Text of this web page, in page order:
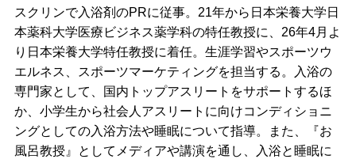
スクリンで入浴剤のPRに従事。21年から日本栄養大学日
本薬科大学医療ビジネス薬学科の特任教授に、26年4月よ
り日本栄養大学特任教授に着任。生涯学習やスポーツウ
エルネス、スポーツマーケティングを担当する。入浴の
専門家として、国内トップアスリートをサポートするほ
か、小学生から社会人アスリートに向けコンディショニ
ングとしての入浴方法や睡眠について指導。また、『お
風呂教授』としてメディアや講演を通し、入浴と睡眠に